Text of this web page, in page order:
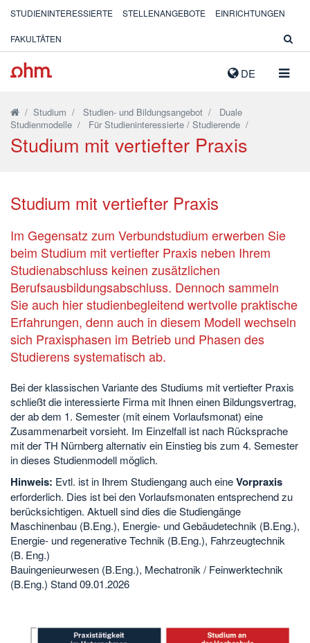
DE
STUDIENINTERESSIERTE STELLENANGEBOTE EINRICHTUNGEN
FAKULTÄTEN
/ Studium / Studien- und Bildungsangebot / Duale
Studienmodelle / Für Studieninteressierte / Studierende /
Studium mit vertiefter Praxis
Studium mit vertiefter Praxis
Im Gegensatz zum Verbundstudium erwerben Sie
beim Studium mit vertiefter Praxis neben Ihrem
Studienabschluss keinen zusätzlichen
Berufsausbildungsabschluss. Dennoch sammeln
Sie auch hier studienbegleitend wertvolle praktische
Erfahrungen, denn auch in diesem Modell wechseln
sich Praxisphasen im Betrieb und Phasen des
Studierens systematisch ab.
Bei der klassischen Variante des Studiums mit vertiefter Praxis
schließt die interessierte Firma mit Ihnen einen Bildungsvertrag,
der ab dem 1. Semester (mit einem Vorlaufsmonat) eine
Zusammenarbeit vorsieht. Im Einzelfall ist nach Rücksprache
mit der TH Nürnberg alternativ ein Einstieg bis zum 4. Semester
in dieses Studienmodell möglich.
Hinweis: Evtl. ist in Ihrem Studiengang auch eineVorpraxis
erforderlich. Dies ist bei den Vorlaufsmonaten entsprechend zu
berücksichtigen. Aktuell sind dies die Studiengänge
Maschinenbau (B.Eng.), Energie- und Gebäudetechnik (B.Eng.),
Energie- und regenerative Technik (B.Eng.), Fahrzeugtechnik
(B. Eng.)
Bauingenieurwesen (B.Eng.), Mechatronik / Feinwerktechnik
(B.Eng.) Stand 09.01.2026